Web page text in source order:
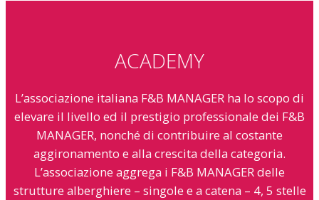
ACADEMY
L’associazione italiana F&B MANAGER ha lo scopo di
elevare il livello ed il prestigio professionale dei F&B
MANAGER, nonché di contribuire al costante
aggironamento e alla crescita della categoria.
L’associazione aggrega i F&B MANAGER delle
strutture alberghiere – singole e a catena – 4, 5 stelle